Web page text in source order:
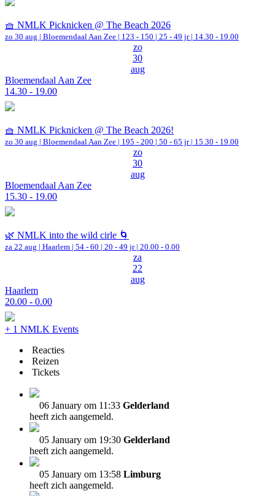
🧺 NMLK Picknicken @ The Beach 2026
zo 30 aug | Bloemendaal Aan Zee | 123 - 150 | 25 - 49 jr | 14.30 - 19.00
zo
30
aug
Bloemendaal Aan Zee
14.30 - 19.00
🧺 NMLK Picknicken @ The Beach 2026!
zo 30 aug | Bloemendaal Aan Zee | 195 - 200 | 50 - 65 jr | 15.30 - 19.00
zo
30
aug
Bloemendaal Aan Zee
15.30 - 19.00
🌿 NMLK into the wild cirle 🌀
za 22 aug | Haarlem | 54 - 60 | 20 - 49 jr | 20.00 - 0.00
za
22
aug
Haarlem
20.00 - 0.00
+ 1 NMLK Events
Reacties
Reizen
Tickets
06 January om 11:33 Gelderland
heeft zich aangemeld.
05 January om 19:30 Gelderland
heeft zich aangemeld.
05 January om 13:58 Limburg
heeft zich aangemeld.